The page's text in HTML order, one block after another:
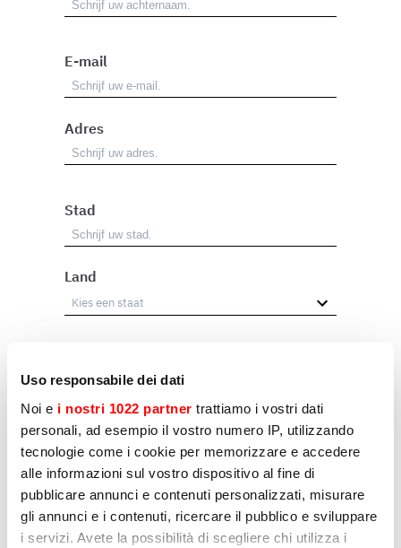
Uso responsabile dei dati
Noi e i nostri 1022 partner trattiamo i vostri dati
personali, ad esempio il vostro numero IP, utilizzando
tecnologie come i cookie per memorizzare e accedere
alle informazioni sul vostro dispositivo al fine di
pubblicare annunci e contenuti personalizzati, misurare
gli annunci e i contenuti, ricercare il pubblico e sviluppare
i servizi. Avete la possibilità di scegliere chi utilizza i
E-mail
Adres
Stad
Land
Gebruiker
Ander
Reden